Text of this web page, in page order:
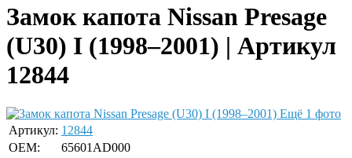
Замок капота Nissan Presage
(U30) I (1998–2001) | Артикул
12844
Ещё 1 фото
Артикул: 12844
OEM:
65601AD000